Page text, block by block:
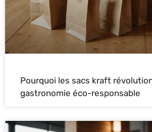
Pourquoi les sacs kraft
gastronomie éco-responsable